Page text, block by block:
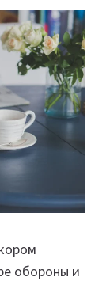
обороны и